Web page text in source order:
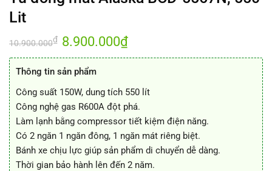
Lit
10.900.000₫ Giá
gốc
là:
8.900.000₫Giá
tại
Thông tin sản phẩm
Công suất 150W, dung tích 550 lít
Công nghệ gas R600A đột phá.
Làm lạnh bằng compressor tiết kiệm điện năng.
Có 2 ngăn 1 ngăn đông, 1 ngăn mát riêng biệt.
Bánh xe chịu lực giúp sản phẩm di chuyển dễ dàng.
Thời gian bảo hành lên đến 2 năm.